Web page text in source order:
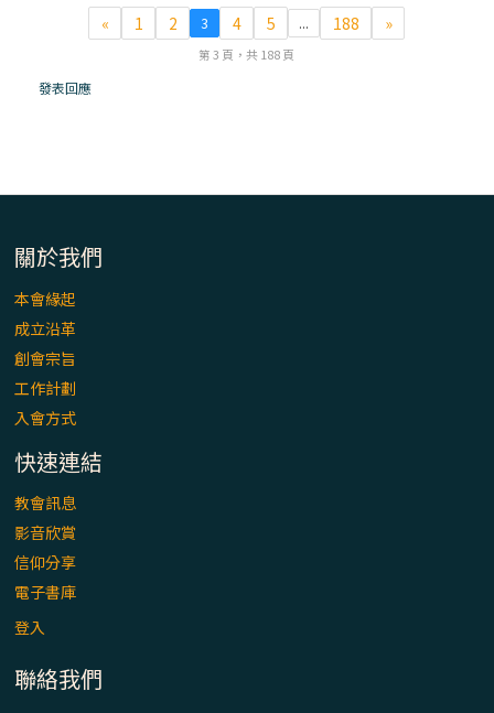
(4)黃敏正主教帶你做【將臨期避靜】—匝凱
「想看」耶穌，耶穌「走近」匝凱
(2)黃敏正主教帶你做【將臨期避靜】—
« 1 2 3 4 5 ... 188 »
第 3 頁，共 188 頁
發表回應
關於我們
本會緣起
成立沿革
創會宗旨
工作計劃
入會方式
快速連結
教會訊息
影音欣賞
信仰分享
電子書庫
登入
聯絡我們